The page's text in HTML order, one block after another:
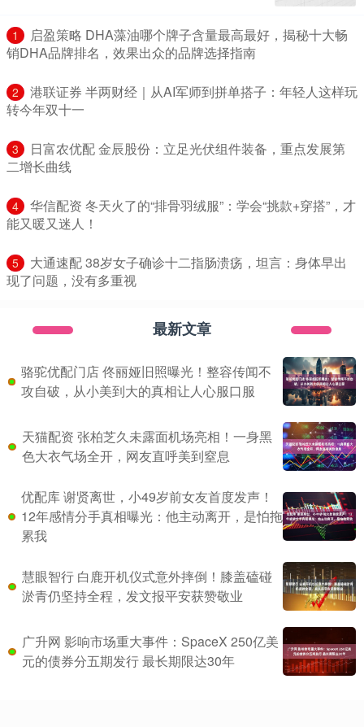
1
​启盈策略 DHA藻油哪个牌子含量最高最好，揭秘十大畅
销DHA品牌排名，效果出众的品牌选择指南
2
​港联证券 半两财经｜从AI军师到拼单搭子：年轻人这样玩
转今年双十一
3
​日富农优配 金辰股份：立足光伏组件装备，重点发展第
二增长曲线
4
​华信配资 冬天火了的“排骨羽绒服”：学会“挑款+穿搭”，才
能又暖又迷人！
5
​大通速配 38岁女子确诊十二指肠溃疡，坦言：身体早出
现了问题，没有多重视
最新文章
骆驼优配门店 佟丽娅旧照曝光！整容传闻不
攻自破，从小美到大的真相让人心服口服
天猫配资 张柏芝久未露面机场亮相！一身黑
色大衣气场全开，网友直呼美到窒息
优配库 谢贤离世，小49岁前女友首度发声！
12年感情分手真相曝光：他主动离开，是怕拖
累我
慧眼智行 白鹿开机仪式意外摔倒！膝盖磕碰
淤青仍坚持全程，发文报平安获赞敬业
广升网 影响市场重大事件：SpaceX 250亿美
元的债券分五期发行 最长期限达30年